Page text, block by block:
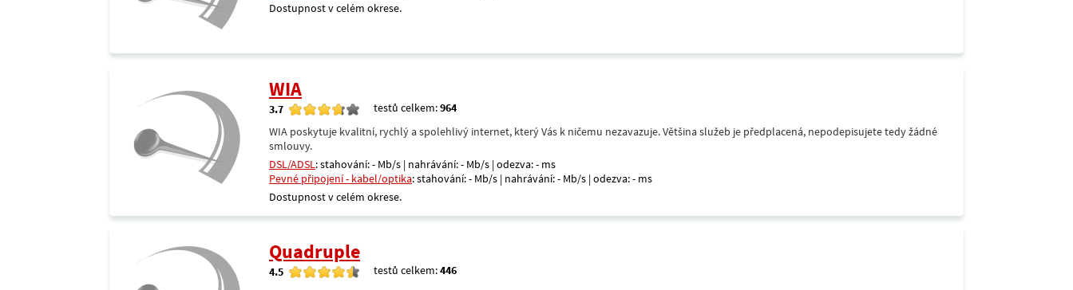
Dostupnost v celém okrese.
WIA
3.7 testů celkem:964
WIA poskytuje kvalitní, rychlý a spolehlivý internet, který Vás k ničemu nezavazuje. Většina služeb je předplacená, nepodepisujete tedy žádné
smlouvy.
DSL/ADSL: stahování: - Mb/s | nahrávání: - Mb/s | odezva: - ms
Pevné připojení - kabel/optika: stahování: - Mb/s | nahrávání: - Mb/s | odezva: - ms
Dostupnost v celém okrese.
Quadruple
4.5 testů celkem:446